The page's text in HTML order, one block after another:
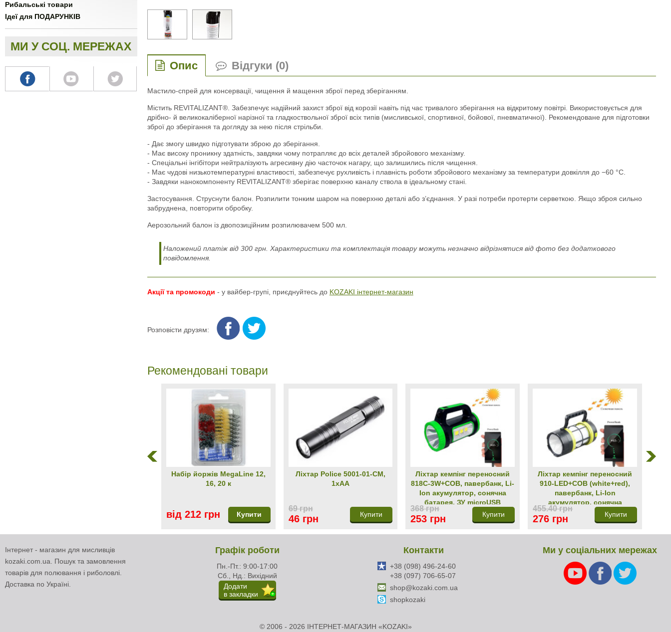
Рибальські товари
Ідеї для ПОДАРУНКІВ
МИ У СОЦ. МЕРЕЖАХ
Опис Відгуки (0)
Мастило-спрей для консервації, чищення й мащення зброї перед зберіганням.
Містить REVITALIZANT®. Забезпечує надійний захист зброї від корозії навіть під час тривалого зберігання на відкритому повітрі. Використовується для
дрібно- й великокаліберної нарізної та гладкоствольної зброї всіх типів (мисливської, спортивної, бойової, пневматичної). Рекомендоване для підготовки
зброї до зберігання та догляду за нею після стрільби.
- Дає змогу швидко підготувати зброю до зберігання.
- Має високу проникну здатність, завдяки чому потрапляє до всіх деталей збройового механізму.
- Спеціальні інгібітори нейтралізують агресивну дію часточок нагару, що залишились після чищення.
- Має чудові низькотемпературні властивості, забезпечує рухливість і плавність роботи збройового механізму за температури довкілля до −60 °С.
- Завдяки нанокомпоненту REVITALIZANT® зберігає поверхню каналу ствола в ідеальному стані.
Застосування. Струснути балон. Розпилити тонким шаром на поверхню деталі або з’єднання. У разі потреби протерти серветкою. Якщо зброя сильно
забруднена, повторити обробку.
Аерозольний балон із двопозиційним розпилювачем 500 мл.
Наложений платіж від 300 грн. Характеристики та комплектація товару можуть незначно відрізнятися від фото без додаткового
повідомлення.
Акції та промокоди - у вайбер-групі, приєднуйтесь до KOZAKI інтернет-магазин
Розповісти друзям:
Рекомендовані товари
Набір йоржів MegaLine 12,
16, 20 к
від 212 грн Купити
Ліхтар Police 5001-01-CM,
1xAA
69 грн
46 грн Купити
Ліхтар кемпінг переносний
818C-3W+COB, павербанк, Li-
Ion акумулятор, сонячна
батарея, ЗУ microUSB
368 грн
253 грн Купити
Ліхтар кемпінг переносний
910-LED+COB (white+red),
павербанк, Li-Ion
акумулятор, сонячна
батарея, ЗУ microUSB
455.40 грн
276 грн Купити
Інтернет - магазин для мисливців
kozaki.com.ua. Пошук та замовлення
товарів для полювання і риболовлі.
Доставка по Україні.
Графік роботи
Пн.-Пт.: 9:00-17:00
Сб., Нд.: Вихідний
Додати
в закладки
Контакти
+38 (098) 496-24-60
+38 (097) 706-65-07
shop@kozaki.com.ua
shopkozaki
Ми у соціальних мережах
© 2006 - 2026 ІНТЕРНЕТ-МАГАЗИН «KOZAKI»